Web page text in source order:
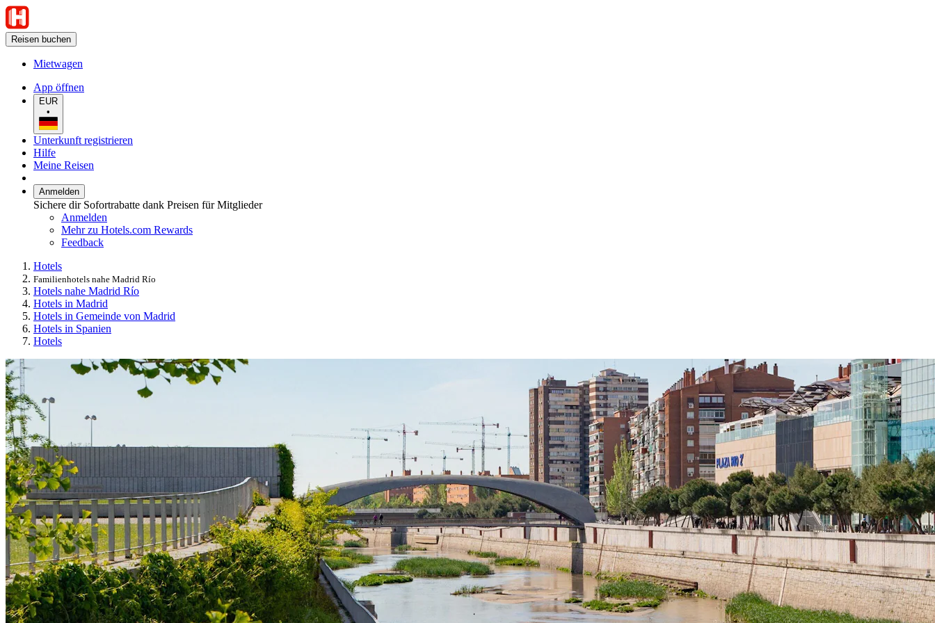
Reisen buchen
Mietwagen
App öffnen
EUR
•
Unterkunft registrieren
Hilfe
Meine Reisen
Anmelden
Sichere dir Sofortrabatte dank Preisen für Mitglieder
Anmelden
Mehr zu Hotels.com Rewards
Feedback
Hotels
Familienhotels nahe Madrid Río
Hotels nahe Madrid Río
Hotels in Madrid
Hotels in Gemeinde von Madrid
Hotels in Spanien
Hotels